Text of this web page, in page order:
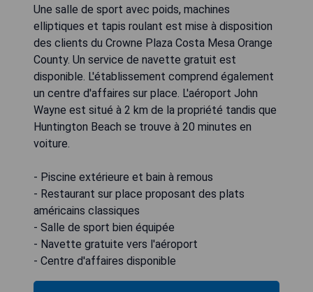
Une salle de sport avec poids, machines
elliptiques et tapis roulant est mise à disposition
des clients du Crowne Plaza Costa Mesa Orange
County. Un service de navette gratuit est
disponible. L'établissement comprend également
un centre d'affaires sur place. L'aéroport John
Wayne est situé à 2 km de la propriété tandis que
Huntington Beach se trouve à 20 minutes en
voiture.
- Piscine extérieure et bain à remous
- Restaurant sur place proposant des plats
américains classiques
- Salle de sport bien équipée
- Navette gratuite vers l'aéroport
- Centre d'affaires disponible